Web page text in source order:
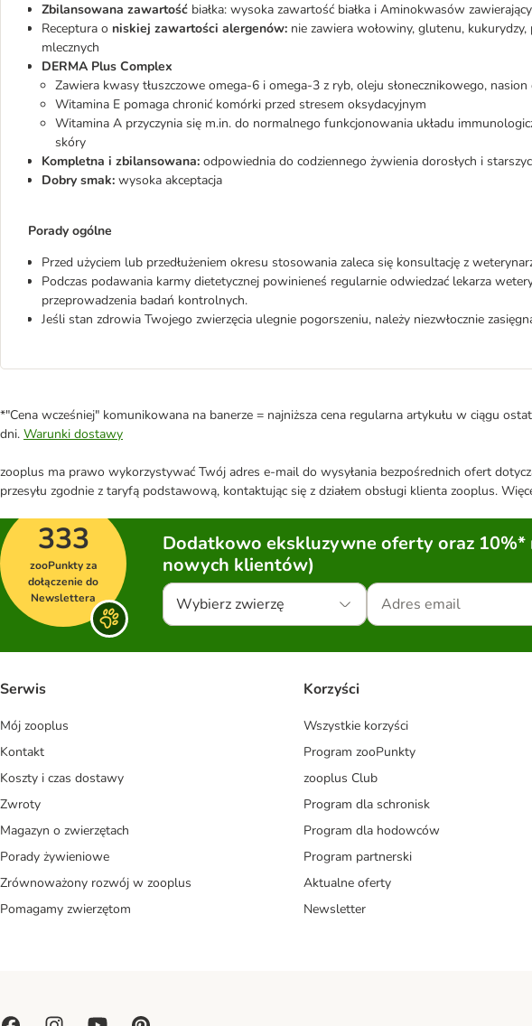
Zbilansowana zawartość białka: wysoka zawartość białka i Aminokwasów
Receptura o niskiej zawartości alergenów: nie zawiera wołowiny, glutenu,
mlecznych
DERMA Plus Complex
Zawiera kwasy tłuszczowe omega-6 i omega-3 z ryb, oleju słonecznikowego,
Witamina E pomaga chronić komórki przed stresem oksydacyjnym
Witamina A przyczynia się m.in. do normalnego funkcjonowania układu
skóry
Kompletna i zbilansowana: odpowiednia do codziennego żywienia dorosłych i
Dobry smak: wysoka akceptacja
Porady ogólne
Przed użyciem lub przedłużeniem okresu stosowania zaleca się konsultację z
Podczas podawania karmy dietetycznej powinieneś regularnie odwiedzać lekarza
przeprowadzenia badań kontrolnych.
Jeśli stan zdrowia Twojego zwierzęcia ulegnie pogorszeniu, należy niezwłocznie
*"Cena wcześniej" komunikowana na banerze = najniższa cena regularna artykułu w ciągu
dni. Warunki dostawy
zooplus ma prawo wykorzystywać Twój adres e-mail do wysyłania bezpośrednich ofert
przesyłu zgodnie z taryfą podstawową, kontaktując się z działem obsługi klienta zooplus.
333
zooPunkty za
dołączenie do
Newslettera
Dodatkowo ekskluzywne oferty oraz
nowych klientów)
Wybierz zwierzę
Serwis
Mój zooplus
Kontakt
Koszty i czas dostawy
Zwroty
Magazyn o zwierzętach
Porady żywieniowe
Zrównoważony rozwój w zooplus
Pomagamy zwierzętom
Korzyści
Wszystkie korzyści
Program zooPunkty
zooplus Club
Program dla schronisk
Program dla hodowców
Program partnerski
Aktualne oferty
Newsletter